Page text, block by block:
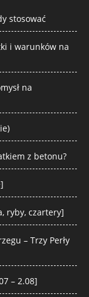
stosować
i warunków na
na
z betonu?
ryby, czartery]
– Trzy Perły
– 2.08]